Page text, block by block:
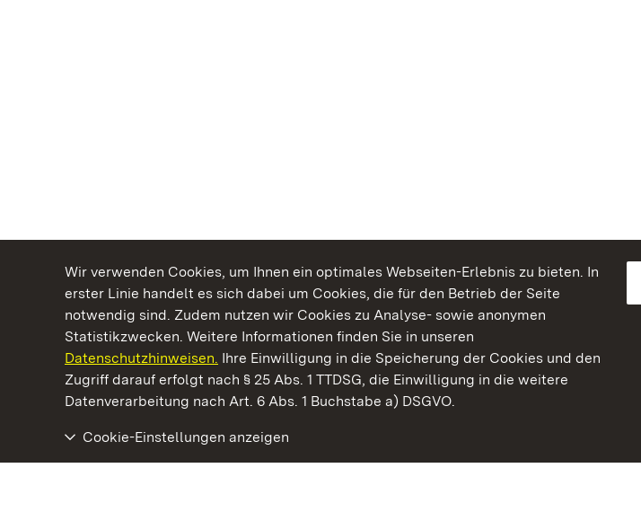
Wir verwenden Cookies, um Ihnen ein optimales Webseiten-Erlebnis zu bieten. In
erster Linie handelt es sich dabei um Cookies, die für den Betrieb der Seite
notwendig sind. Zudem nutzen wir Cookies zu Analyse- sowie anonymen
Statistikzwecken. Weitere Informationen finden Sie in unseren
Datenschutzhinweisen. Ihre Einwilligung in die Speicherung der Cookies und den
Zugriff darauf erfolgt nach § 25 Abs. 1 TTDSG, die Einwilligung in die weitere
Datenverarbeitung nach Art. 6 Abs. 1 Buchstabe a) DSGVO.
Cookie-Einstellungen anzeigen
Kommen. Staunen. Genießen.